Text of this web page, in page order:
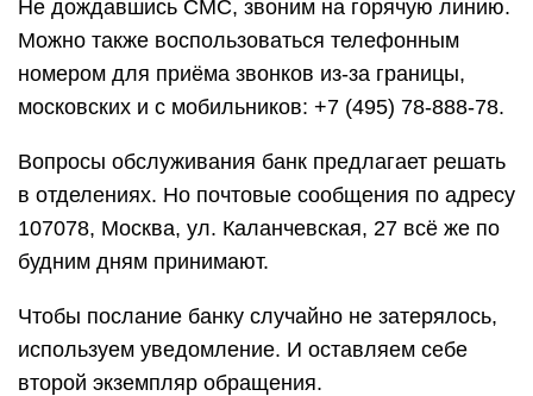
Не дождавшись СМС, звоним на горячую линию.
Можно также воспользоваться телефонным
номером для приёма звонков из-за границы,
московских и с мобильников: +7 (495) 78-888-78.
Вопросы обслуживания банк предлагает решать
в отделениях. Но почтовые сообщения по адресу
107078, Москва, ул. Каланчевская, 27 всё же по
будним дням принимают.
Чтобы послание банку случайно не затерялось,
используем уведомление. И оставляем себе
второй экземпляр обращения.